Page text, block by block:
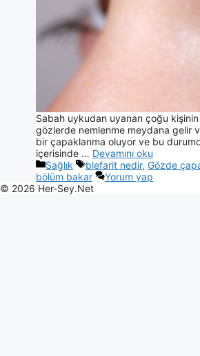
Sabah uykudan uyanan çoğu
gözlerde nemlenme meydana gelir
bir çapaklanma oluyor ve bu
içerisinde … Devamını oku
Sağlık
blefarit nedir, Gözde
bölüm bakar
Yorum yap
© 2026 Her-Sey.Net